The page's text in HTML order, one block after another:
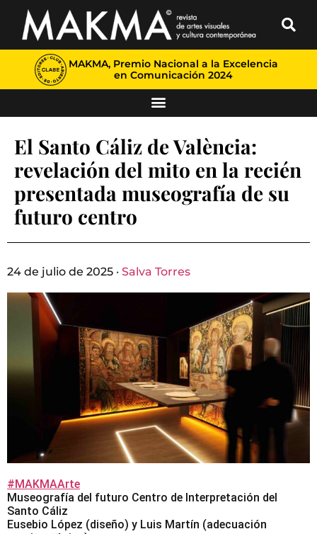
MAKMA, Premio Nacional a la Excelencia
en Comunicación 2024
El Santo Cáliz de València:
revelación del mito en la recién
presentada museografía de su
futuro centro
24 de julio de 2025 · Salva Torres
#MAKMAArte
Museografía del futuro Centro de Interpretación del
Santo Cáliz
Eusebio López (diseño) y Luis Martín (adecuación